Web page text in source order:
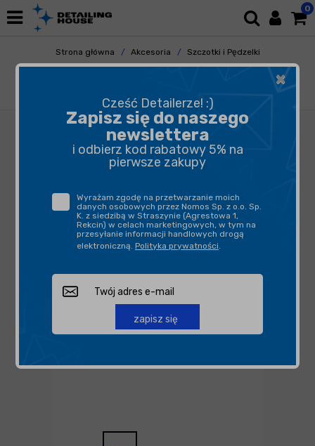
0
Strona główna Akcesoria
Szczotki i Pędzelki
Do Elementów Zewnętrznych
×
Cześć Detailerze! :)
Zapisz się do naszego
newslettera
i odbierz kod rabatowy 5% na
pierwsze zakupy
Wyrażam zgodę na przetwarzanie moich
danych osobowych przez Nomos Sp. z o.o. Sp.
K. z siedzibą w Straszynie (Agrestowa 1,
Rekcin) w celach marketingowych, w tym na
przesyłanie informacji handlowych drogą
elektroniczną. Polityka prywatności.
zapisz się